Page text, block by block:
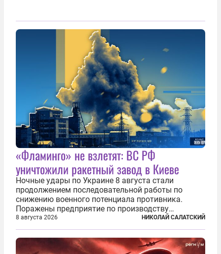
«Фламинго» не взлетят: ВС РФ
уничтожили ракетный завод в Киеве
Ночные удары по Украине 8 августа стали
продолжением последовательной работы по
снижению военного потенциала противника.
Поражены предприятие по производству
крылатых ракет, крупный склад топлива и два
сухогруза с военными грузами. Дополнительно
нанесены удары по объектам в ряде городов. В
Киеве...
8 августа 2026 НИКОЛАЙ САЛАТСКИЙ